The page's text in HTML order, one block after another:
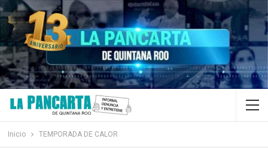
Inicio TEMPORADA DE CALOR